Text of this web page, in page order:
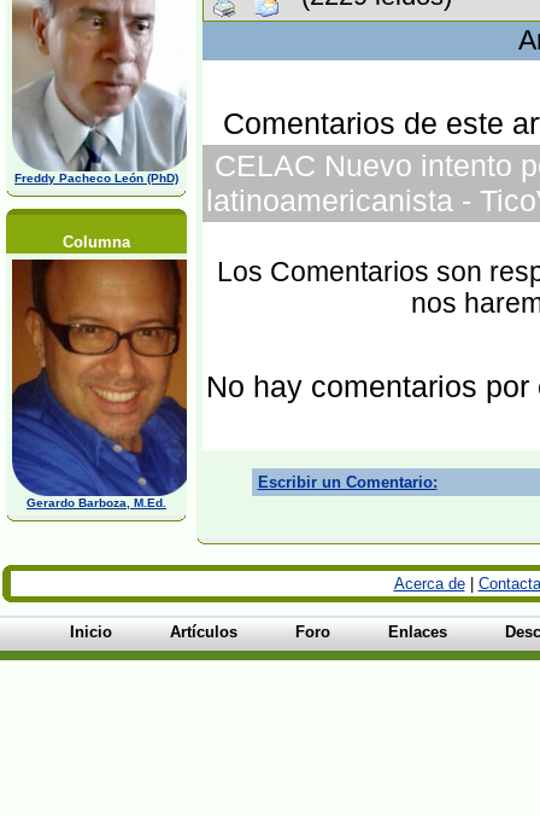
Freddy Pacheco León (PhD)
Columna
Gerardo Barboza, M.Ed.
Comentarios de este
CELAC Nuevo intento
latinoamericanista -
Los Comentarios son
nos
No hay comentarios por
Escribir un Comentario:
Acerca de|
Inicio Artículos Foro Enlaces